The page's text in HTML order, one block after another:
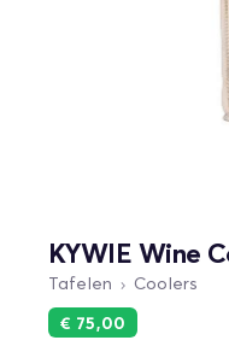
KYWIE Wine
Tafelen Coolers
€ 75,00